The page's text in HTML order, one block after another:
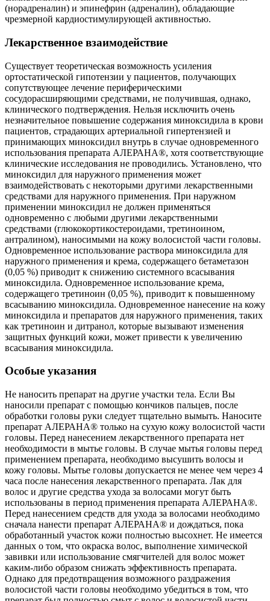
(норадреналин) и эпинефрин (адреналин), обладающие
чрезмерной кардиостимулирующей активностью.
Лекарственное взаимодействие
Существует теоретическая возможность усиления
ортостатической гипотензии у пациентов, получающих
сопутствующее лечение периферическими
сосудорасширяющими средствами, не получившая, однако,
клинического подтверждения. Нельзя исключить очень
незначительное повышение содержания миноксидила в крови
пациентов, страдающих артериальной гипертензией и
принимающих миноксидил внутрь в случае одновременного
использования препарата АЛЕРАНА®, хотя соответствующие
клинические исследования не проводились. Установлено, что
миноксидил для наружного применения может
взаимодействовать с некоторыми другими лекарственными
средствами для наружного применения. При наружном
применении миноксидил не должен применяться
одновременно с любыми другими лекарственными
средствами (глюкокортикостероидами, третиноином,
антралином), наносимыми на кожу волосистой части головы.
Одновременное использование раствора миноксидила для
наружного применения и крема, содержащего бетаметазон
(0,05 %) приводит к снижению системного всасывания
миноксидила. Одновременное использование крема,
содержащего третиноин (0,05 %), приводит к повышенному
всасыванию миноксидила. Одновременное нанесение на кожу
миноксидила и препаратов для наружного применения, таких
как третиноин и дитранол, которые вызывают изменения
защитных функций кожи, может привести к увеличению
всасывания миноксидила.
Особые указания
Не наносить препарат на другие участки тела. Если Вы
наносили препарат с помощью кончиков пальцев, после
обработки головы руки следует тщательно вымыть. Наносите
препарат АЛЕРАНА® только на сухую кожу волосистой части
головы. Перед нанесением лекарственного препарата нет
необходимости в мытье головы. В случае мытья головы перед
применением препарата, необходимо высушить волосы и
кожу головы. Мытье головы допускается не менее чем через 4
часа после нанесения лекарственного препарата. Лак для
волос и другие средства ухода за волосами могут быть
использованы в период применения препарата АЛЕРАНА®.
Перед нанесением средств для ухода за волосами необходимо
сначала нанести препарат АЛЕРАНА® и дождаться, пока
обработанный участок кожи полностью высохнет. Не имеется
данных о том, что окраска волос, выполнение химической
завивки или использование смягчителей для волос может
каким-либо образом снижать эффективность препарата.
Однако для предотвращения возможного раздражения
волосистой части головы необходимо убедиться в том, что